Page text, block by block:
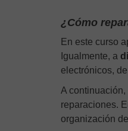
¿Cómo
En este curso
Igualmente, a
electrónicos,
A continuación,
reparaciones.
organización